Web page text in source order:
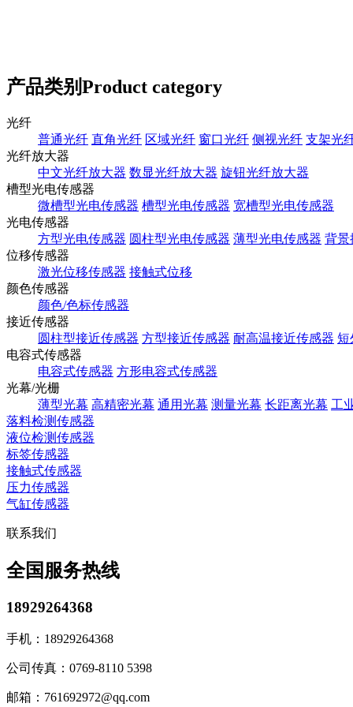
产品类别Product category
光纤
普通光纤 直角光纤 区域光纤 窗口光纤 侧视光纤 支架光
光纤放大器
中文光纤放大器 数显光纤放大器 旋钮光纤放大器
槽型光电传感器
微槽型光电传感器 槽型光电传感器 宽槽型光电传感器
光电传感器
方型光电传感器 圆柱型光电传感器 薄型光电传感器 背景
位移传感器
激光位移传感器 接触式位移
颜色传感器
颜色/色标传感器
接近传感器
圆柱型接近传感器 方型接近传感器 耐高温接近传感器 短
电容式传感器
电容式传感器 方形电容式传感器
光幕/光栅
薄型光幕 高精密光幕 通用光幕 测量光幕 长距离光幕 工
落料检测传感器
液位检测传感器
标签传感器
接触式传感器
压力传感器
气缸传感器
联系我们
全国服务热线
18929264368
手机： 18929264368
公司传真： 0769-8110 5398
邮箱： 761692972@qq.com